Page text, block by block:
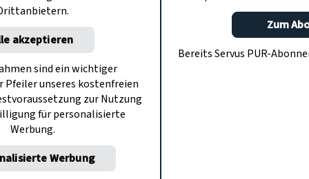
Geschichte, in der
eine Rolle spielen. Und weil
wussten, was gut ist, schenkten sie
ein wenig feine Schokolade.
akzeptieren
sind ein wichtiger
unseres kostenfreien
zur Nutzung
für personalisierte
Werbung.
Werbung
Zum
Bereits Servus PUR-